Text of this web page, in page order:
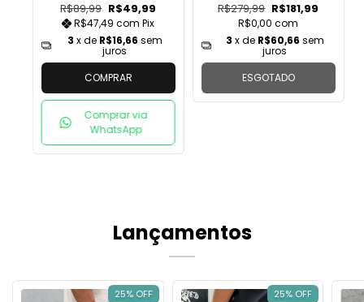
R$89,99 R$49,99
R$47,49com Pix
3 x de R$16,66 sem
juros
COMPRAR
Comprar via
WhatsApp
R$279,99 R$181,99
R$0,00 com
3 x de R$60,66 sem
juros
ESGOTADO
Lançamentos
25% OFF 25% OFF